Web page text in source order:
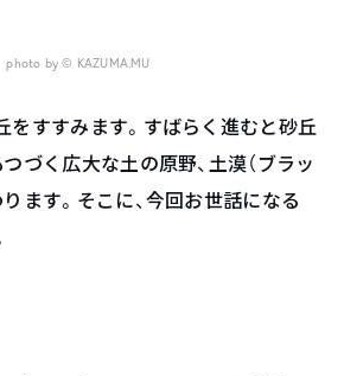
photo by © KAZUMA.MU
をすすみます。すばらく進むと砂丘
づく広大な土の原野、土漠（ブラッ
ます。そこに、今回お世話になる